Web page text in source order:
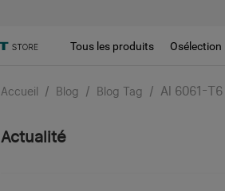
Tous les produits Osélection
Accueil / Blog / Blog Tag / Al 6061-T6
Actualité